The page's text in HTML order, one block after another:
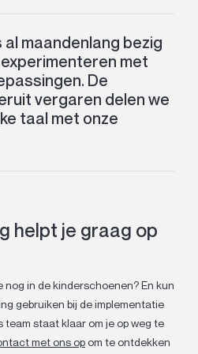
al maandenlang bezig
met
De
vergaren delen we
taal met onze
helpt je graag op
nog in de kinderschoenen? En kun
gebruiken bij de implementatie
staat klaar om je op weg te
met ons op om te ontdekken